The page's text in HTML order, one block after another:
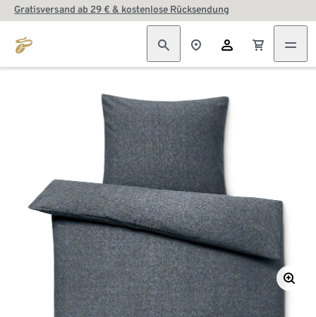
Gratisversand ab 29 € & kostenlose Rücksendung